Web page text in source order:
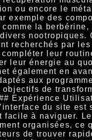
ou encore le
exemple des
la berbérine,
nootropiques.
recherchés par
leur
leur énergie au
également en
aux
objectifs de
Expérience
du site est
facile à naviguer.
organisées, ce
de trouver